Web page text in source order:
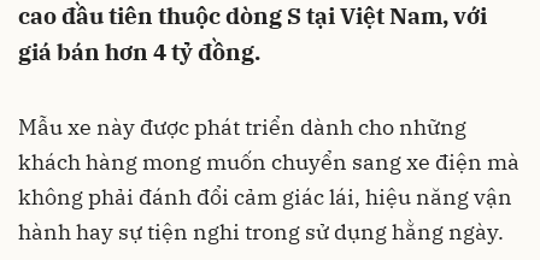
cao đầu tiên thuộc dòng S tại Việt Nam, với
giá bán hơn 4 tỷ đồng.
Mẫu xe này được phát triển dành cho những
khách hàng mong muốn chuyển sang xe điện mà
không phải đánh đổi cảm giác lái, hiệu năng vận
hành hay sự tiện nghi trong sử dụng hằng ngày.